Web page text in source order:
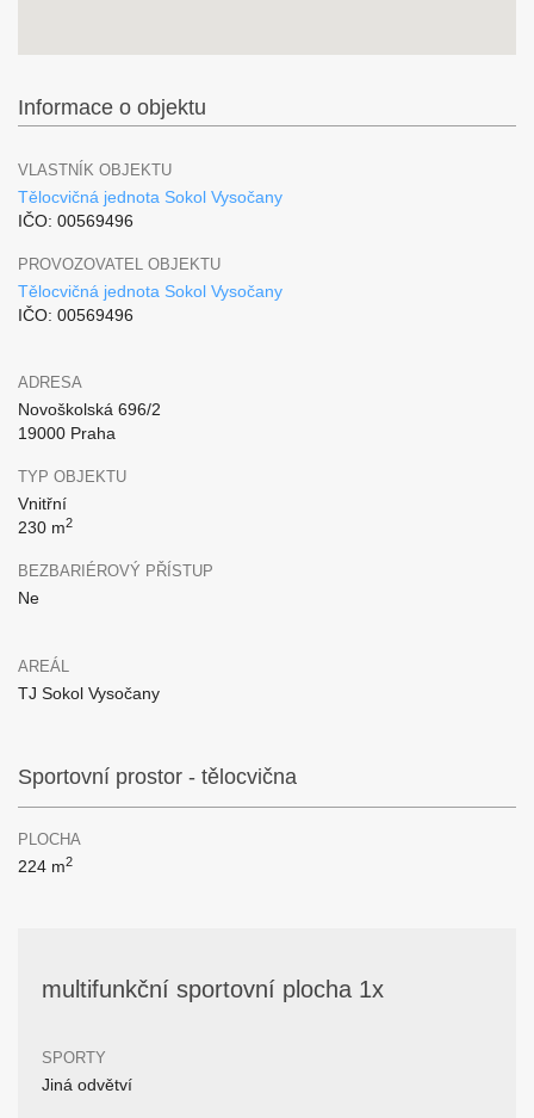
Informace o objektu
VLASTNÍK OBJEKTU
Tělocvičná jednota Sokol Vysočany
IČO: 00569496
PROVOZOVATEL OBJEKTU
Tělocvičná jednota Sokol Vysočany
IČO: 00569496
ADRESA
Novoškolská 696/2
19000 Praha
TYP OBJEKTU
Vnitřní
230 m2
BEZBARIÉROVÝ PŘÍSTUP
Ne
AREÁL
TJ Sokol Vysočany
Sportovní prostor - tělocvična
PLOCHA
224 m2
multifunkční sportovní plocha 1x
SPORTY
Jiná odvětví